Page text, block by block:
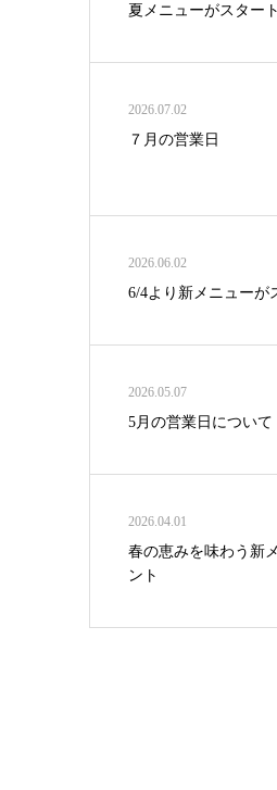
夏メニューがスター
2026.07.02
７月の営業日
2026.06.02
6/4より新メニューが
2026.05.07
5月の営業日について
2026.04.01
春の恵みを味わう新
ント